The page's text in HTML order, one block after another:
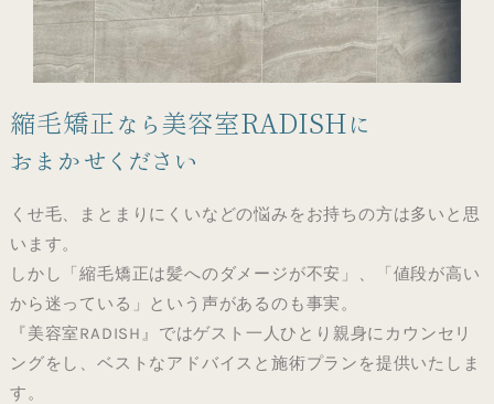
縮毛矯正なら美容室RADISHに
おまかせください
くせ毛、まとまりにくいなどの悩みをお持ちの方は多いと思
います。
しかし「縮毛矯正は髪へのダメージが不安」、「値段が高い
から迷っている」という声があるのも事実。
『美容室RADISH』ではゲスト一人ひとり親身にカウンセリ
ングをし、ベストなアドバイスと施術プランを提供いたしま
す。